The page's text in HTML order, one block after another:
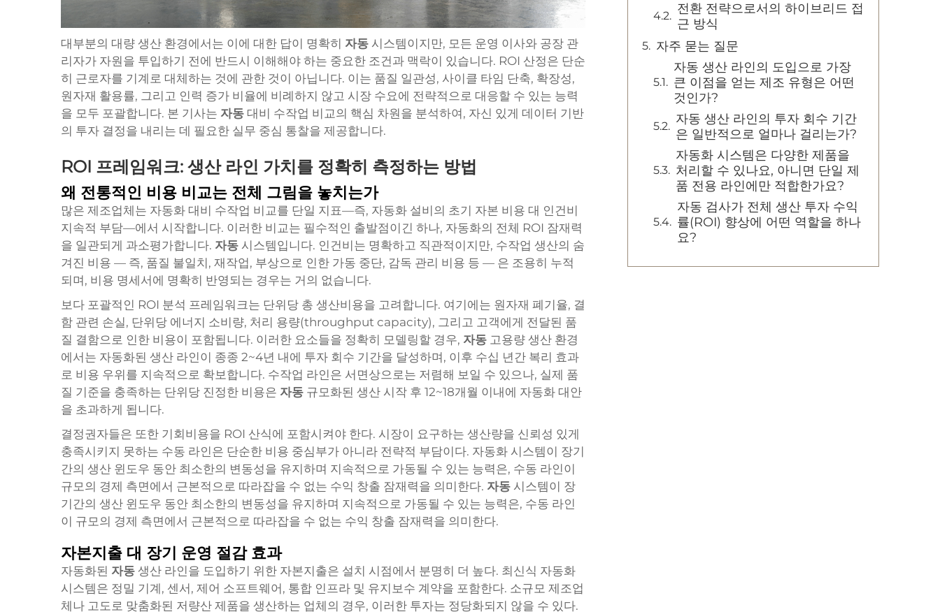
대부분의 대량 생산 환경에서는 이에 대한 답이 명확히 자동 시스템이지만, 모든 운영 이사와 공장 관
리자가 자원을 투입하기 전에 반드시 이해해야 하는 중요한 조건과 맥락이 있습니다. ROI 산정은 단순
히 근로자를 기계로 대체하는 것에 관한 것이 아닙니다. 이는 품질 일관성, 사이클 타임 단축, 확장성,
원자재 활용률, 그리고 인력 증가 비율에 비례하지 않고 시장 수요에 전략적으로 대응할 수 있는 능력
을 모두 포괄합니다. 본 기사는 자동 대비 수작업 비교의 핵심 차원을 분석하여, 자신 있게 데이터 기반
의 투자 결정을 내리는 데 필요한 실무 중심 통찰을 제공합니다.
ROI 프레임워크: 생산 라인 가치를 정확히 측정하는 방법
왜 전통적인 비용 비교는 전체 그림을 놓치는가
많은 제조업체는 자동화 대비 수작업 비교를 단일 지표—즉, 자동화 설비의 초기 자본 비용 대 인건비
지속적 부담—에서 시작합니다. 이러한 비교는 필수적인 출발점이긴 하나, 자동화의 전체 ROI 잠재력
을 일관되게 과소평가합니다. 자동 시스템입니다. 인건비는 명확하고 직관적이지만, 수작업 생산의 숨
겨진 비용 — 즉, 품질 불일치, 재작업, 부상으로 인한 가동 중단, 감독 관리 비용 등 — 은 조용히 누적
되며, 비용 명세서에 명확히 반영되는 경우는 거의 없습니다.
보다 포괄적인 ROI 분석 프레임워크는 단위당 총 생산비용을 고려합니다. 여기에는 원자재 폐기율, 결
함 관련 손실, 단위당 에너지 소비량, 처리 용량(throughput capacity), 그리고 고객에게 전달된 품
질 결함으로 인한 비용이 포함됩니다. 이러한 요소들을 정확히 모델링할 경우, 자동 고용량 생산 환경
에서는 자동화된 생산 라인이 종종 2~4년 내에 투자 회수 기간을 달성하며, 이후 수십 년간 복리 효과
로 비용 우위를 지속적으로 확보합니다. 수작업 라인은 서면상으로는 저렴해 보일 수 있으나, 실제 품
질 기준을 충족하는 단위당 진정한 비용은 자동 규모화된 생산 시작 후 12~18개월 이내에 자동화 대안
을 초과하게 됩니다.
결정권자들은 또한 기회비용을 ROI 산식에 포함시켜야 한다. 시장이 요구하는 생산량을 신뢰성 있게
충족시키지 못하는 수동 라인은 단순한 비용 중심부가 아니라 전략적 부담이다. 자동화 시스템이 장기
간의 생산 윈도우 동안 최소한의 변동성을 유지하며 지속적으로 가동될 수 있는 능력은, 수동 라인이
규모의 경제 측면에서 근본적으로 따라잡을 수 없는 수익 창출 잠재력을 의미한다. 자동 시스템이 장
기간의 생산 윈도우 동안 최소한의 변동성을 유지하며 지속적으로 가동될 수 있는 능력은, 수동 라인
이 규모의 경제 측면에서 근본적으로 따라잡을 수 없는 수익 창출 잠재력을 의미한다.
자본지출 대 장기 운영 절감 효과
자동화된 자동 생산 라인을 도입하기 위한 자본지출은 설치 시점에서 분명히 더 높다. 최신식 자동화
시스템은 정밀 기계, 센서, 제어 소프트웨어, 통합 인프라 및 유지보수 계약을 포함한다. 소규모 제조업
체나 고도로 맞춤화된 저량산 제품을 생산하는 업체의 경우, 이러한 투자는 정당화되지 않을 수 있다.
전환 전략으로서의 하이브리드 접
근 방식
자주 묻는 질문
자동 생산 라인의 도입으로 가장
큰 이점을 얻는 제조 유형은 어떤
것인가?
자동 생산 라인의 투자 회수 기간
은 일반적으로 얼마나 걸리는가?
자동화 시스템은 다양한 제품을
처리할 수 있나요, 아니면 단일 제
품 전용 라인에만 적합한가요?
자동 검사가 전체 생산 투자 수익
률(ROI) 향상에 어떤 역할을 하나
요?